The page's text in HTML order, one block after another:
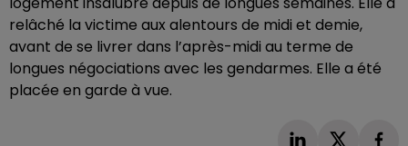
relâché la victime aux alentours de midi et demie,
avant de se livrer dans l’après-midi au terme de
longues négociations avec les gendarmes. Elle a été
placée en garde à vue.